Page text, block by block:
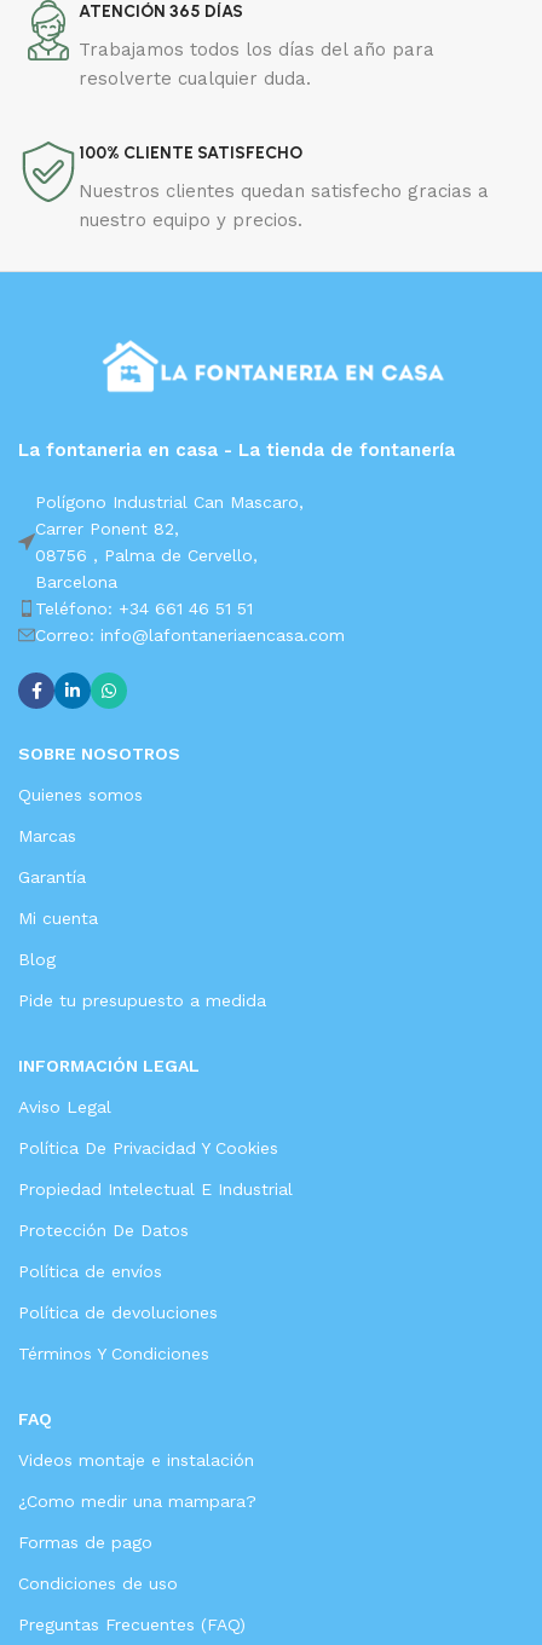
ATENCIÓN 365 DÍAS
Trabajamos todos los días del año para
resolverte cualquier duda.
100% CLIENTE SATISFECHO
Nuestros clientes quedan satisfecho gracias a
nuestro equipo y precios.
La fontaneria en casa - La tienda de fontanería
Polígono Industrial Can Mascaro,
Carrer Ponent 82,
08756 , Palma de Cervello,
Barcelona
Teléfono: +34 661 46 51 51
Correo: info@lafontaneriaencasa.com
SOBRE NOSOTROS
Quienes somos
Marcas
Garantía
Mi cuenta
Blog
Pide tu presupuesto a medida
INFORMACIÓN LEGAL
Aviso Legal
Política De Privacidad Y Cookies
Propiedad Intelectual E Industrial
Protección De Datos
Política de envíos
Política de devoluciones
Términos Y Condiciones
FAQ
Videos montaje e instalación
¿Como medir una mampara?
Formas de pago
Condiciones de uso
Preguntas Frecuentes (FAQ)